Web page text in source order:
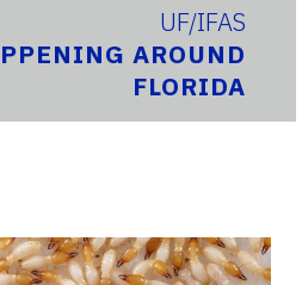
UF/IFAS
AROUND
FLORIDA